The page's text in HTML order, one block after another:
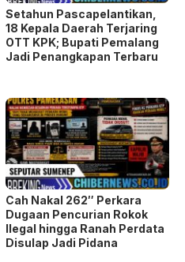
Setahun Pascapelantikan,
18 Kepala Daerah Terjaring
OTT KPK; Bupati Pemalang
Jadi Penangkapan Terbaru
Cah Nakal 262″ Perkara
Dugaan Pencurian Rokok
Ilegal hingga Ranah Perdata
Disulap Jadi Pidana